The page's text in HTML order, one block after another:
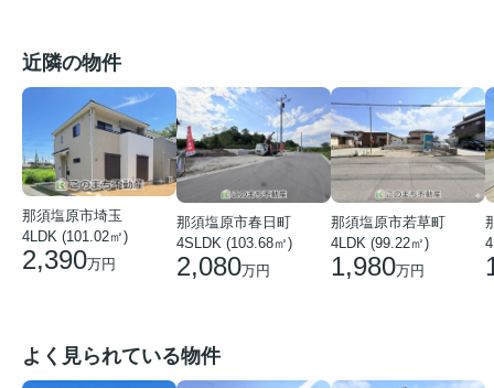
近隣の物件
那須塩原市埼玉
4LDK (101.02㎡)
2,390万円
那須塩原市春日町
4SLDK (103.68㎡)
2,080万円
那須塩原市若草町
4LDK (99.22㎡)
1,980万円
よく見られている物件